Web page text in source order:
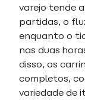
varejo tende
partidas, o
enquanto o
nas duas
disso, os
completos,
variedade de